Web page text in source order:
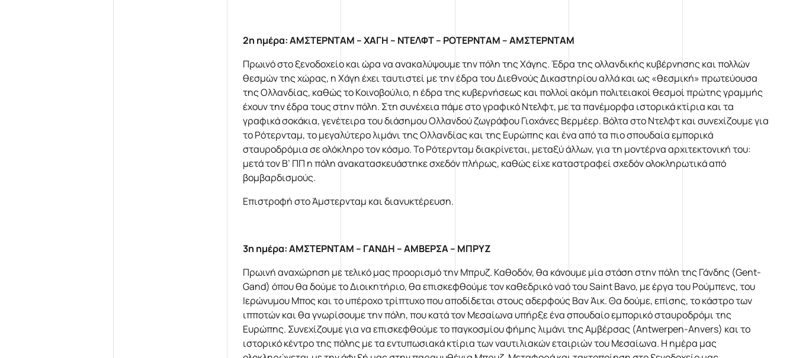
2η ημέρα: ΑΜΣΤΕΡΝΤΑΜ – ΧΑΓΗ – ΝΤΕΛΦΤ – ΡΟΤΕΡΝΤΑΜ – ΑΜΣΤΕΡΝΤΑΜ
Πρωινό στο ξενοδοχείο και ώρα να ανακαλύψουμε την πόλη της Χάγης. Έδρα της ολλανδικής κυβέρνησης και πολλών
θεσμών της χώρας, η Χάγη έχει ταυτιστεί με την έδρα του Διεθνούς Δικαστηρίου αλλά και ως «θεσμική» πρωτεύουσα
της Ολλανδίας, καθώς το Κοινοβούλιο, η έδρα της κυβερνήσεως και πολλοί ακόμη πολιτειακοί θεσμοί πρώτης γραμμής
έχουν την έδρα τους στην πόλη. Στη συνέχεια πάμε στο γραφικό Ντελφτ, με τα πανέμορφα ιστορικά κτίρια και τα
γραφικά σοκάκια, γενέτειρα του διάσημου Ολλανδού ζωγράφου Γιοχάνες Βερμέερ. Βόλτα στο Ντελφτ και συνεχίζουμε για
το Ρότερνταμ, το μεγαλύτερο λιμάνι της Ολλανδίας και της Ευρώπης και ένα από τα πιο σπουδαία εμπορικά
σταυροδρόμια σε ολόκληρο τον κόσμο. Το Ρότερνταμ διακρίνεται, μεταξύ άλλων, για τη μοντέρνα αρχιτεκτονική του:
μετά τον Β’ ΠΠ η πόλη ανακατασκευάστηκε σχεδόν πλήρως, καθώς είχε καταστραφεί σχεδόν ολοκληρωτικά από
βομβαρδισμούς.
Επιστροφή στο Άμστερνταμ και διανυκτέρευση.
3η ημέρα: ΑΜΣΤΕΡΝΤΑΜ – ΓΑΝΔΗ – ΑΜΒΕΡΣΑ – ΜΠΡΥΖ
Πρωινή αναχώρηση με τελικό μας προορισμό την Μπρυζ. Καθοδόν, θα κάνουμε μία στάση στην πόλη της Γάνδης (Gent-
Gand) όπου θα δούμε το Διοικητήριο, θα επισκεφθούμε τον καθεδρικό ναό του Saint Bavo, με έργα του Ρούμπενς, του
Ιερώνυμου Μπος και το υπέροχο τρίπτυχο που αποδίδεται στους αδερφούς Βαν Άικ. Θα δούμε, επίσης, το κάστρο των
ιπποτών και θα γνωρίσουμε την πόλη, που κατά τον Μεσαίωνα υπήρξε ένα σπουδαίο εμπορικό σταυροδρόμι της
Ευρώπης. Συνεχίζουμε για να επισκεφθούμε το παγκοσμίου φήμης λιμάνι της Αμβέρσας (Antwerpen-Anvers) και το
ιστορικό κέντρο της πόλης με τα εντυπωσιακά κτίρια των ναυτιλιακών εταιριών του Μεσαίωνα. Η ημέρα μας